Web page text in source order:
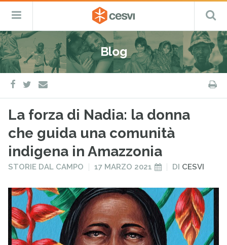
Salta
al
contenuto
CESVI
Fondazione
–
ETS
Cooperazione,
Emergenza
e
Sviluppo
Menu
Blog
facebook
twitter
e-
mail
La forza di Nadia: la donna
che guida una comunità
indigena in Amazzonia
PUBBLICATO
STORIE DAL CAMPO
PUBBLICATO
17 MARZO 2021 DI CESVI